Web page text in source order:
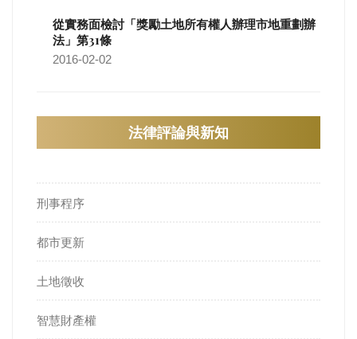
從實務面檢討「獎勵土地所有權人辦理市地重劃辦
法」第31條
2016-02-02
法律評論與新知
刑事程序
都市更新
土地徵收
智慧財產權